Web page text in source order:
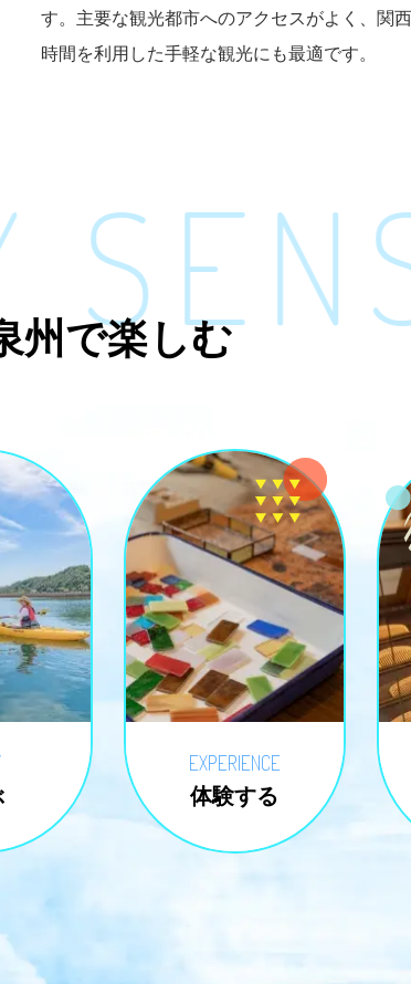
す。主要な観光都市へのアクセスがよく、関
時間を利用した手軽な観光にも最適です。
州で楽しむ
EXPERIENCE
体験する